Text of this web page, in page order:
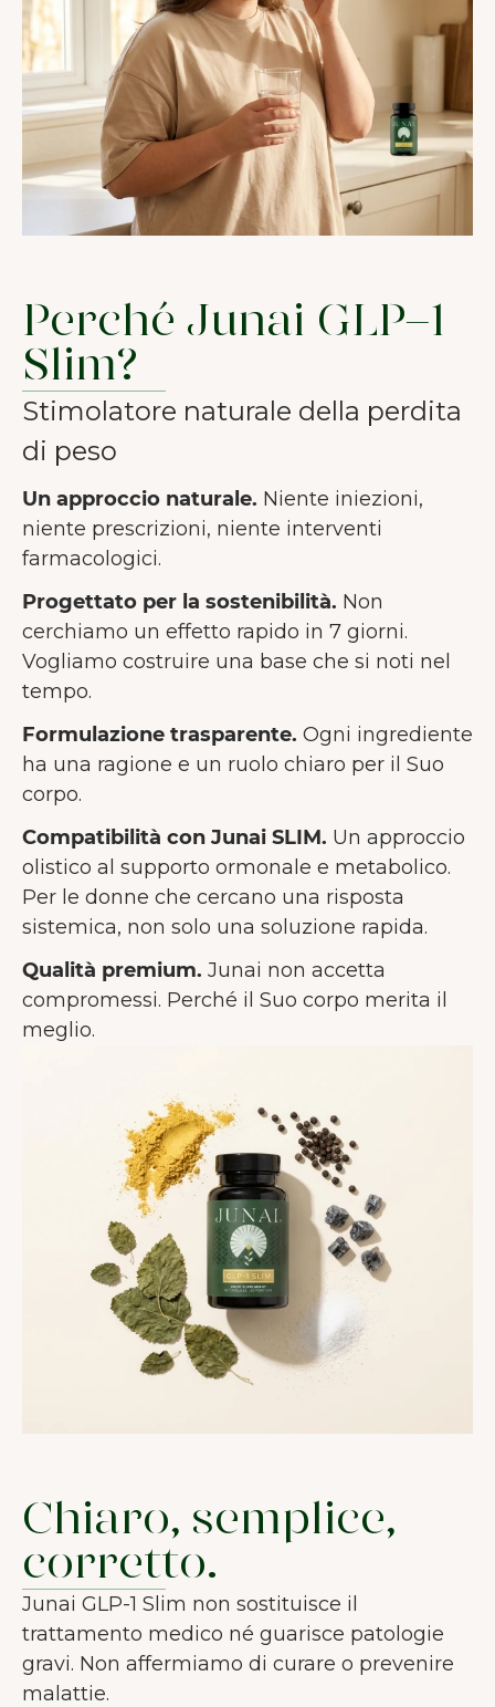
Perché Junai GLP-1
Slim?
Stimolatore naturale della perdita
di peso
Un approccio naturale. Niente iniezioni,
niente prescrizioni, niente interventi
farmacologici.
Progettato per la sostenibilità. Non
cerchiamo un effetto rapido in 7 giorni.
Vogliamo costruire una base che si noti nel
tempo.
Formulazione trasparente. Ogni ingrediente
ha una ragione e un ruolo chiaro per il Suo
corpo.
Compatibilità con Junai SLIM. Un approccio
olistico al supporto ormonale e metabolico.
Per le donne che cercano una risposta
sistemica, non solo una soluzione rapida.
Qualità premium. Junai non accetta
compromessi. Perché il Suo corpo merita il
meglio.
Chiaro, semplice,
corretto.
Junai GLP-1 Slim non sostituisce il
trattamento medico né guarisce patologie
gravi. Non affermiamo di curare o prevenire
malattie.